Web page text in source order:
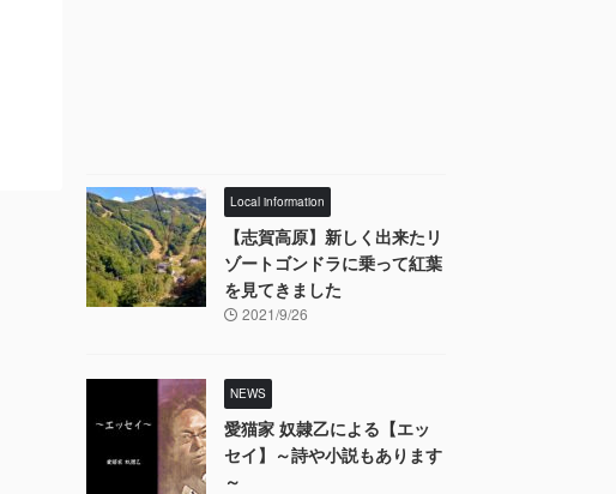
Local information
【志賀高原】新しく出来たリ
ゾートゴンドラに乗って紅葉
を見てきました
2021/9/26
NEWS
愛猫家 奴隷乙による【エッ
セイ】～詩や小説もあります
～